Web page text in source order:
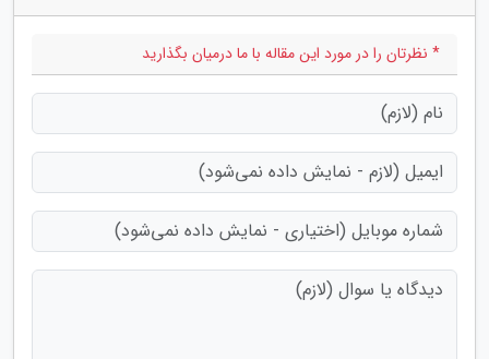
* نظرتان را در مورد این مقاله با ما درمیان بگذارید